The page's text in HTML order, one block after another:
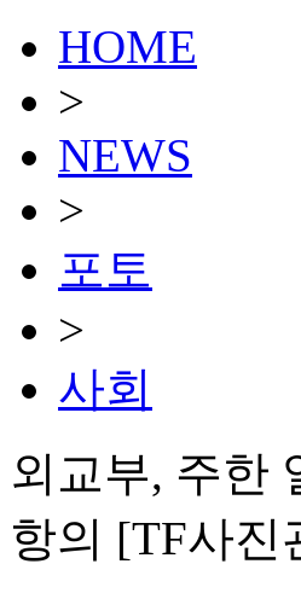
HOME
>
NEWS
>
포토
>
사회
외교부, 주한
항의 [TF사진